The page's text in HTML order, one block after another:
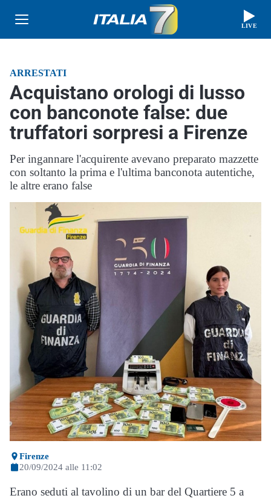
LIVE
ARRESTATI
Acquistano orologi di lusso
con banconote false: due
truffatori sorpresi a Firenze
Per ingannare l'acquirente avevano preparato mazzette
con soltanto la prima e l'ultima banconota autentiche,
le altre erano false
Firenze
20/09/2024 alle 11:02
Erano seduti al tavolino di un bar del Quartiere 5 a